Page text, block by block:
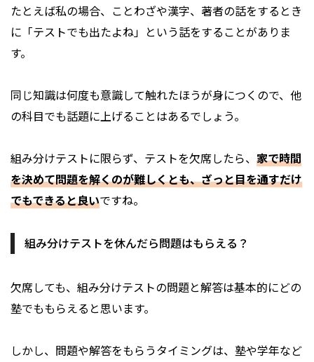
たとえば私の場合、ことわざや漢字、著者の話をするとき
に「テストでも出たよね」という話をすることがありま
す。
同じ知識は何度も意識して触れたほうが身につくので、他
の科目でも話題に上げることはあるでしょう。
組み分けテストに限らず、テストを欠席したら、 家で時間
を決めて問題を解くのが難しくとも、ざっと目を通すだけ
でもできると良いですね。
組み分けテストを休んだら問題はもらえる？
欠席しても、組み分けテストの問題と解答は基本的にどの
塾でももらえると思います。
しかし、問題や解答をもらうタイミングは、塾や学年など